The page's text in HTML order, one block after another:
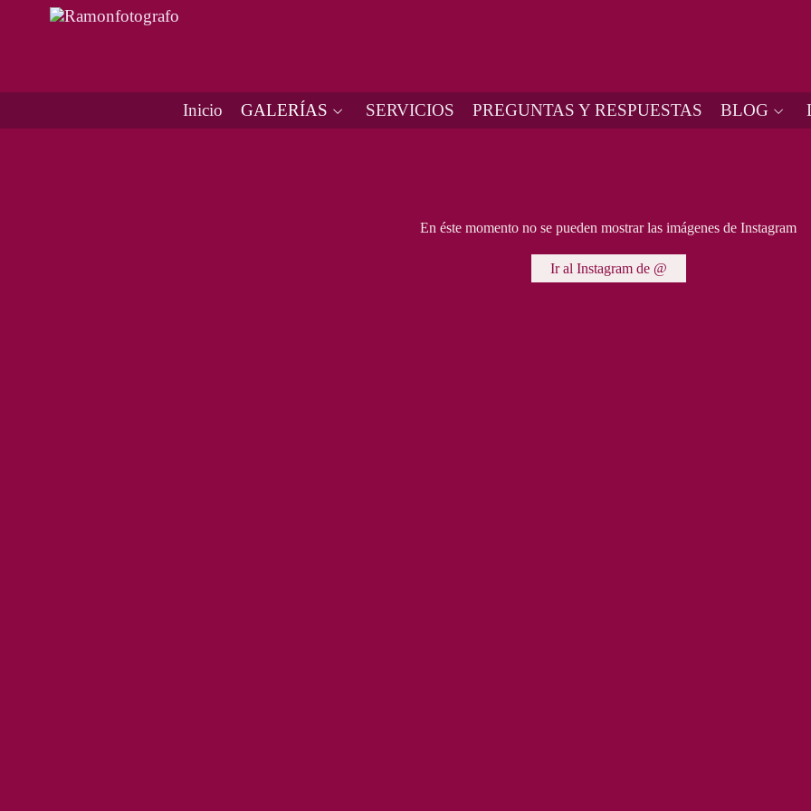
Inicio GALERÍAS SERVICIOS PREGUNTAS Y RESPUESTAS BLOG
En éste momento no se pueden mostrar las imágenes de Instagram
Ir al Instagram de @